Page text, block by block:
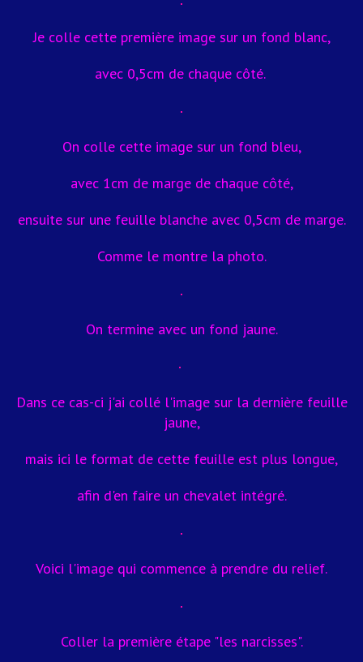
Je colle cette première image sur un fond blanc,
avec 0,5cm de chaque côté.
On colle cette image sur un fond bleu,
avec 1cm de marge de chaque côté,
ensuite sur une feuille blanche avec 0,5cm de marge.
Comme le montre la photo.
On termine avec un fond jaune.
Dans ce cas-ci j'ai collé l'image sur la dernière feuille
jaune,
mais ici le format de cette feuille est plus longue,
afin d'en faire un chevalet intégré.
Voici l'image qui commence à prendre du relief.
Coller la première étape "les narcisses".